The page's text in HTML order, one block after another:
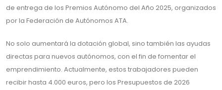
de entrega de los Premios Autónomo del Año 2025, organizados
por la Federación de Autónomos ATA.
No solo aumentará la dotación global, sino también las ayudas
directas para nuevos autónomos, con el fin de fomentar el
emprendimiento. Actualmente, estos trabajadores pueden
recibir hasta 4.000 euros, pero los Presupuestos de 2026